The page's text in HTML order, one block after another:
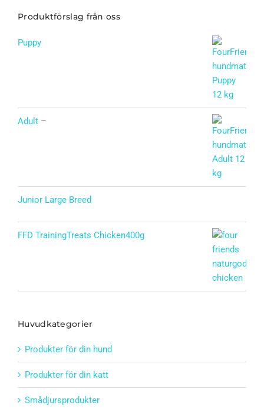
Produktförslag från oss
Puppy
Adult –
Junior Large Breed
Betygsatt
5.00av 5
FFD TrainingTreats Chicken400g
Huvudkategorier
Produkter för din hund
Produkter för din katt
Smådjursprodukter